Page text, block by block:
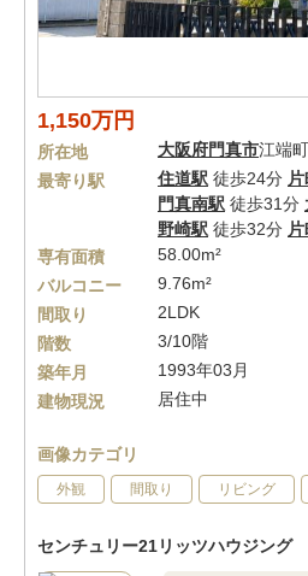
1,150万円
所在地 大阪府門真市江端町
最寄り駅
住道駅 徒歩24分
門真南駅 徒歩31分
野崎駅 徒歩32分
専有面積
58.00m²
バルコニー
9.76m²
間取り
2LDK
階数
3/10階
築年月
1993年03月
建物現況
居住中
画像カテゴリ
外観 間取り リビング
センチュリー21リッツハウジング